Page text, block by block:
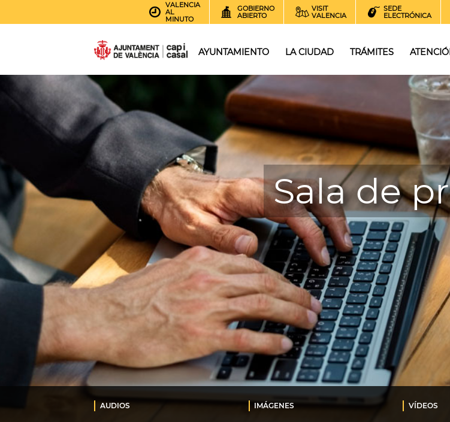
VALENCIA
AL
MINUTO
GOBIERNO
ABIERTO
VISIT
VALENCIA
SEDE
ELECTRÓNICA
AYUNTAMIENTO LA CIUDAD TRÁMITES
Sala de
AUDIOS IMÁGENES VÍDEOS